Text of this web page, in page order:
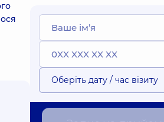
Оберіть дату / час візиту